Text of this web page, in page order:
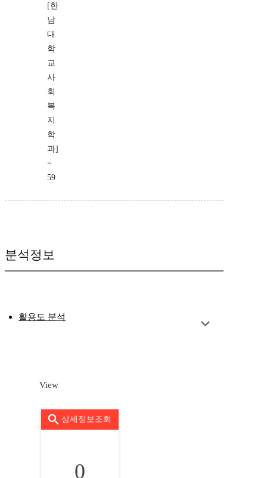
[한
남
대
학
교
사
회
복
지
학
과]
=
59
분석정보
활용도 분석
View
상세정보조회
0